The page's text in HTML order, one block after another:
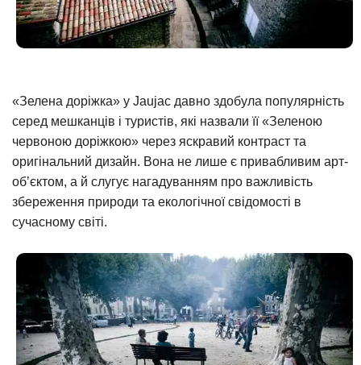
«Зелена доріжка» у Jaujac давно здобула популярність
серед мешканців і туристів, які назвали її «Зеленою
червоною доріжкою» через яскравий контраст та
оригінальний дизайн. Вона не лише є привабливим арт-
об’єктом, а й слугує нагадуванням про важливість
збереження природи та екологічної свідомості в
сучасному світі.